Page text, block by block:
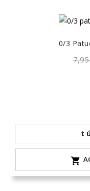
0/3
